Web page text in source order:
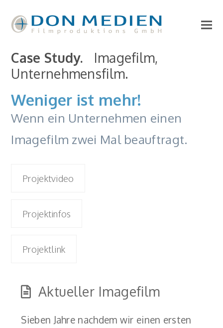
Case Study. Imagefilm,
Unternehmensfilm.
Weniger ist mehr!
Wenn ein Unternehmen einen
Imagefilm zwei Mal beauftragt.
Projektvideo
Projektinfos
Projektlink
Aktueller Imagefilm
Sieben Jahre nachdem wir einen ersten